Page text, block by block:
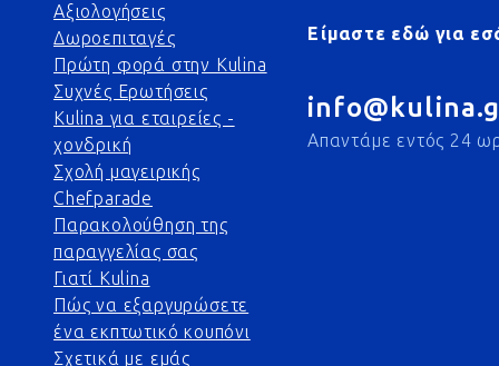
Αξιολογήσεις
Δωροεπιταγές
Πρώτη φορά στην Kulina
Συχνές Ερωτήσεις
Kulina για εταιρείες -
χονδρική
Σχολή μαγειρικής
Chefparade
Παρακολούθηση της
παραγγελίας σας
Γιατί Kulina
Πώς να εξαργυρώσετε
ένα εκπτωτικό κουπόνι
Σχετικά με εμάς
Είμαστε εδώ για
Απαντάμε εντός 24